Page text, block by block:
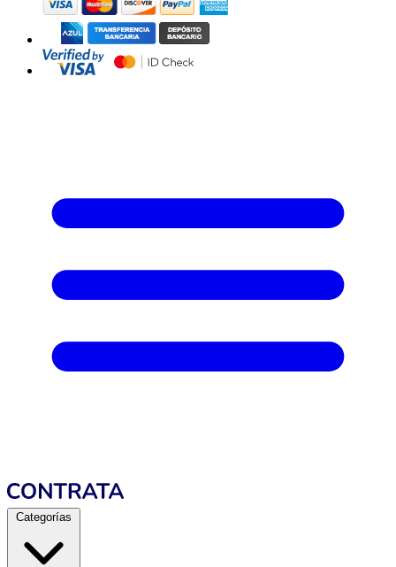
Categorías